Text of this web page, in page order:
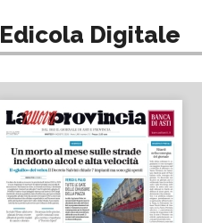
Edicola Digitale